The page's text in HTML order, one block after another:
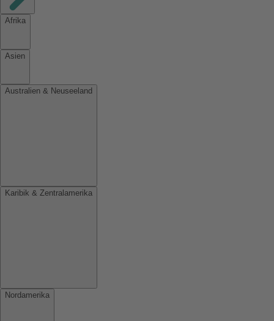
Afrika
Asien
Australien & Neuseeland
Karibik & Zentralamerika
Nordamerika